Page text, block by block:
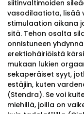
siitinvaltimoiden
vasodilaatiota, lisää
stimulaation aikana
sitä. Tehon osalta
onnistuneen
erektiohäiriöistä
mukaan lukien
sekaperäiset syyt,
estäjiin, kuten
(Stendra). Se voi
miehillä, joilla on